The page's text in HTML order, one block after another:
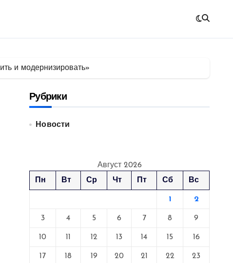
и модернизировать»
Рубрики
Новости
Август 2026
Пн
Вт Ср Чт Пт Сб Вс
1 2
3 4 5 6 7 8 9
10 11 12 13 14 15 16
17 18 19 20 21 22 23